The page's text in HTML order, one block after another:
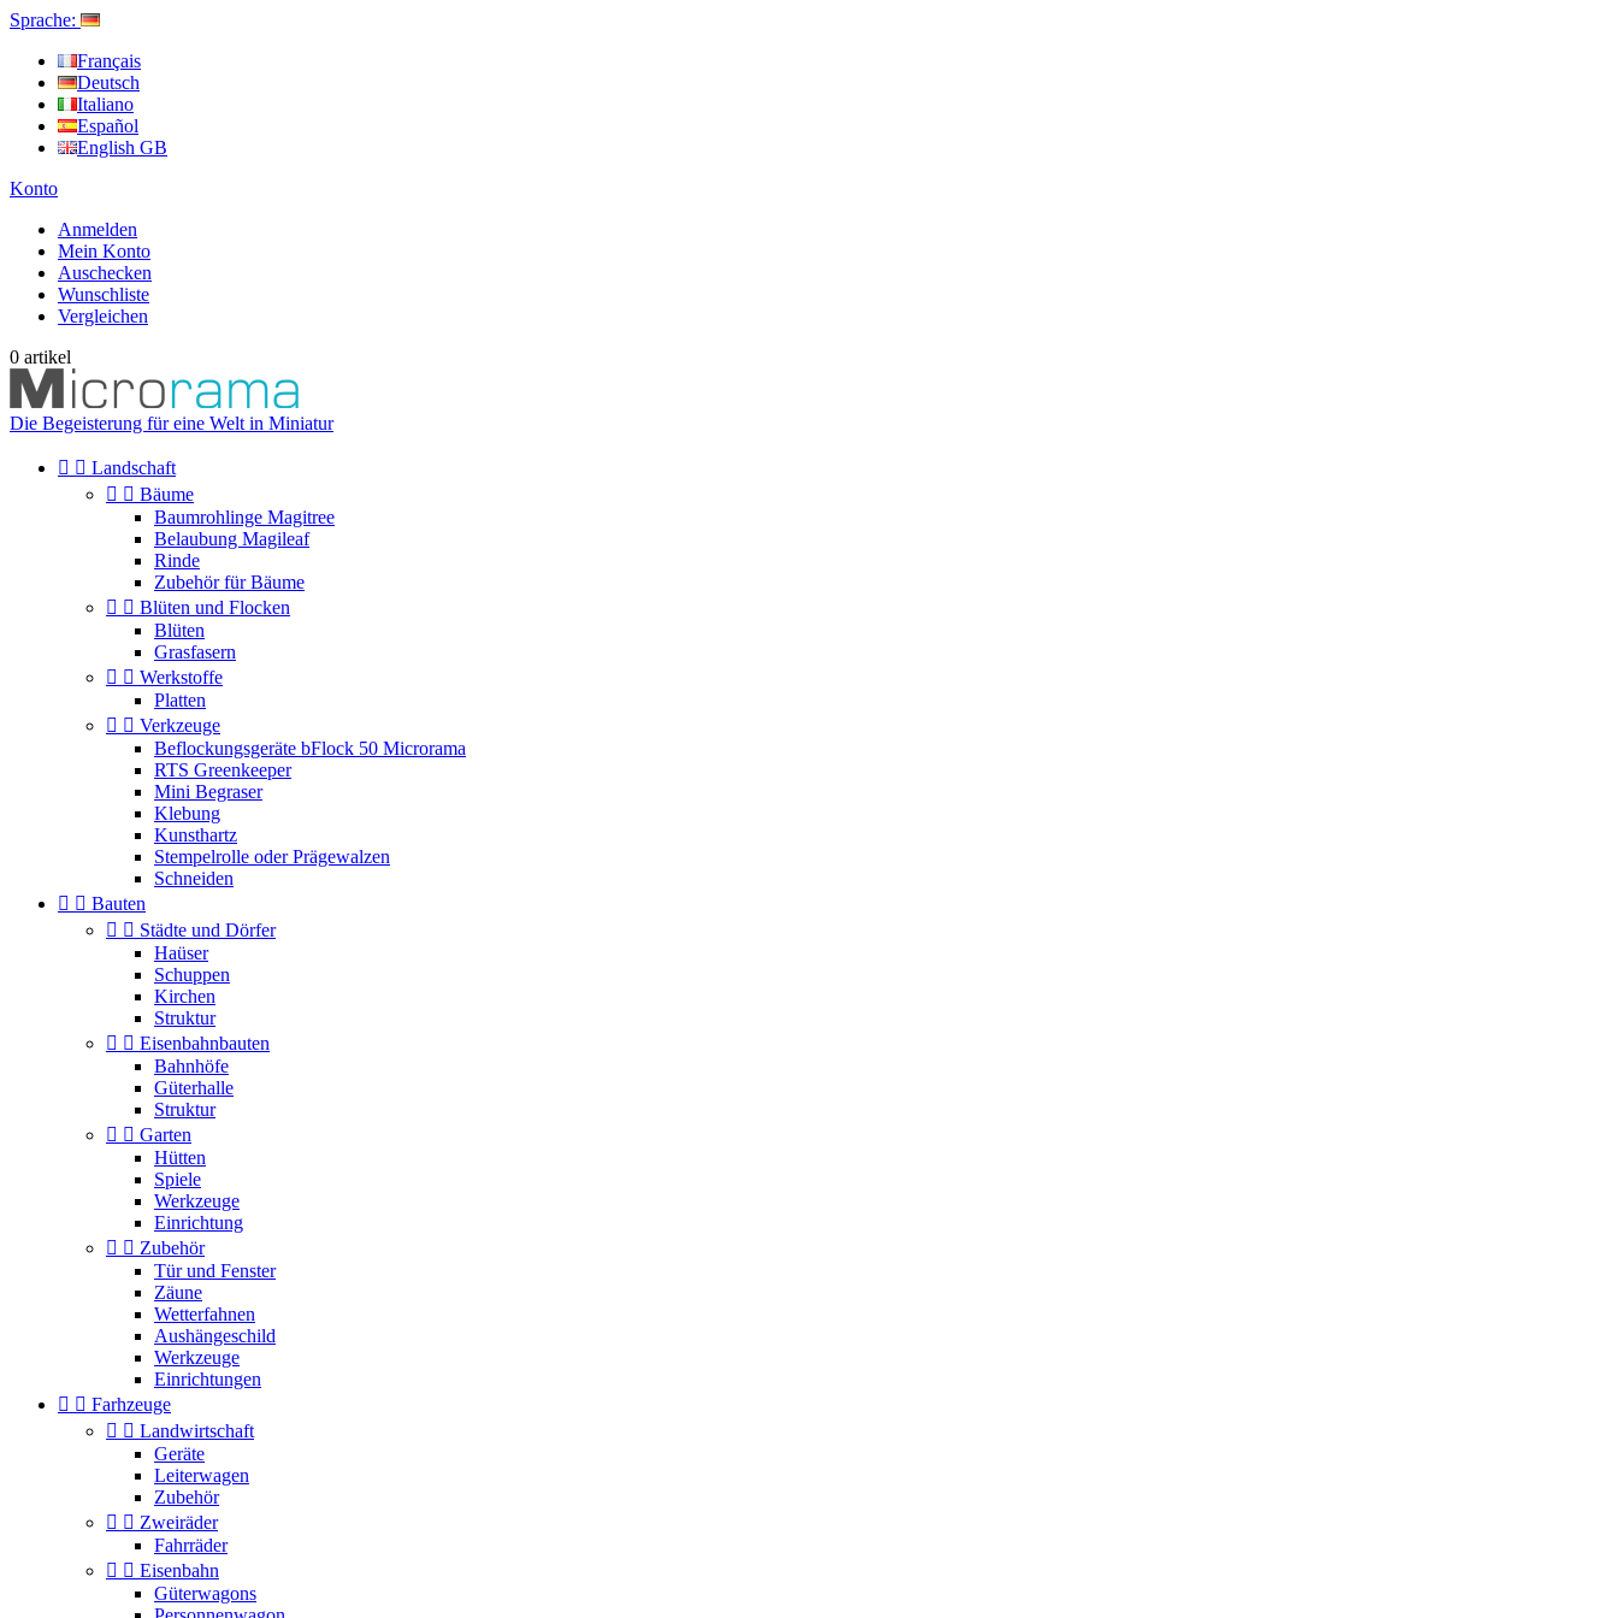
Sprache:
Français
Deutsch
Italiano
Español
English GB
Konto
Anmelden
Mein Konto
Auschecken
Wunschliste
Vergleichen
0 artikel
Die Begeisterung für eine Welt in Miniatur
  Landschaft
  Bäume
Baumrohlinge Magitree
Belaubung Magileaf
Rinde
Zubehör für Bäume
  Blüten und Flocken
Blüten
Grasfasern
  Werkstoffe
Platten
  Verkzeuge
Beflockungsgeräte bFlock 50 Microrama
RTS Greenkeeper
Mini Begraser
Klebung
Kunsthartz
Stempelrolle oder Prägewalzen
Schneiden
  Bauten
  Städte und Dörfer
Haüser
Schuppen
Kirchen
Struktur
  Eisenbahnbauten
Bahnhöfe
Güterhalle
Struktur
  Garten
Hütten
Spiele
Werkzeuge
Einrichtung
  Zubehör
Tür und Fenster
Zäune
Wetterfahnen
Aushängeschild
Werkzeuge
Einrichtungen
  Farhzeuge
  Landwirtschaft
Geräte
Leiterwagen
Zubehör
  Zweiräder
Fahrräder
  Eisenbahn
Güterwagons